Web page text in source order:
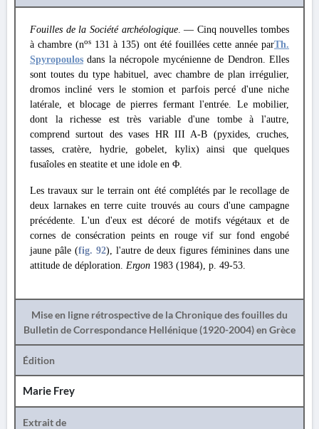
Fouilles de la Société archéologique. — Cinq nouvelles tombes
à chambre (nos 131 à 135) ont été fouillées cette année parTh.
Spyropoulos dans la nécropole mycénienne de Dendron. Elles
sont toutes du type habituel, avec chambre de plan irrégulier,
dromos incliné vers le stomion et parfois percé d'une niche
latérale, et blocage de pierres fermant l'entrée. Le mobilier,
dont la richesse est très variable d'une tombe à l'autre,
comprend surtout des vases HR III A-B (pyxides, cruches,
tasses, cratère, hydrie, gobelet, kylix) ainsi que quelques
fusaîoles en steatite et une idole en Φ.
Les travaux sur le terrain ont été complétés par le recollage de
deux larnakes en terre cuite trouvés au cours d'une campagne
précédente. L'un d'eux est décoré de motifs végétaux et de
cornes de consécration peints en rouge vif sur fond engobé
jaune pâle (fig. 92), l'autre de deux figures féminines dans une
attitude de déploration. Ergon 1983 (1984), p. 49-53.
Mise en ligne rétrospective de la Chronique des fouilles du
Bulletin de Correspondance Hellénique (1920-2004) en Grèce
Édition
Marie Frey
Extrait de